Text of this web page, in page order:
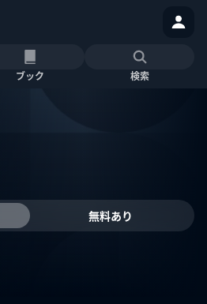
ブック 検索
無料あり